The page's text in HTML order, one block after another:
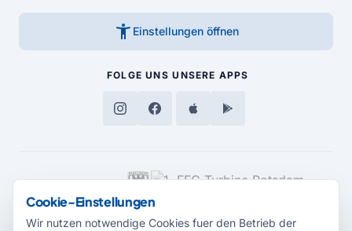
accessibility_new Einstellungen öffnen
FOLGE UNS UNSERE APPS
MEDIENPARTNER
Cookie-Einstellungen
Wir nutzen notwendige Cookies fuer den Betrieb der